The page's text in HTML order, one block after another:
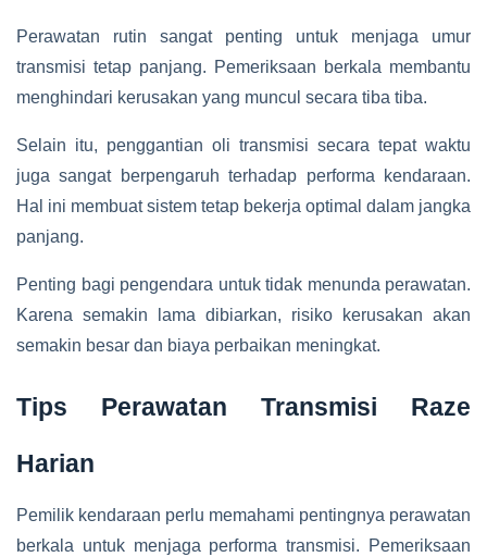
Perawatan rutin sangat penting untuk menjaga umur
transmisi tetap panjang. Pemeriksaan berkala membantu
menghindari kerusakan yang muncul secara tiba tiba.
Selain itu, penggantian oli transmisi secara tepat waktu
juga sangat berpengaruh terhadap performa kendaraan.
Hal ini membuat sistem tetap bekerja optimal dalam jangka
panjang.
Penting bagi pengendara untuk tidak menunda perawatan.
Karena semakin lama dibiarkan, risiko kerusakan akan
semakin besar dan biaya perbaikan meningkat.
Tips Perawatan Transmisi Raze
Harian
Pemilik kendaraan perlu memahami pentingnya perawatan
berkala untuk menjaga performa transmisi. Pemeriksaan